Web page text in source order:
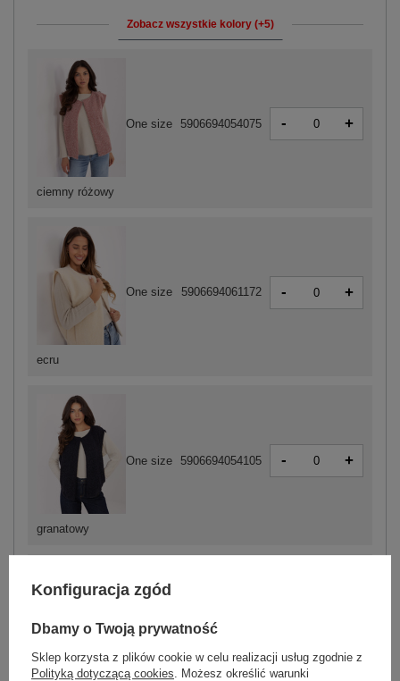
Zobacz wszystkie kolory (+5)
ecru
One size 5906694061172 - +
granatowy
One size 5906694054105 - +
One size 5906694054082
ciemny różowy
One size 5906694054075 - +
Konfiguracja zgód
Dbamy o Twoją prywatność
Sklep korzysta z plików cookie w celu realizacji usług zgodnie z
Polityką dotyczącą cookies . Możesz określić warunki